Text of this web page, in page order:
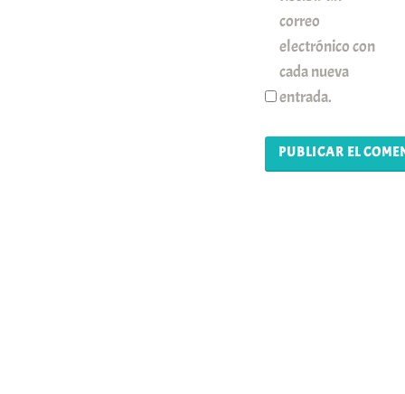
correo
electrónico con
cada nueva
entrada.